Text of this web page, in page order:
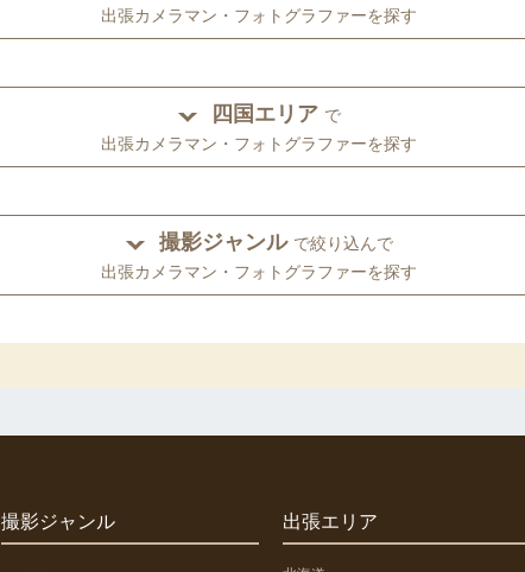
出張カメラマン・フォトグラファーを探す
四国エリア で
出張カメラマン・フォトグラファーを探す
撮影ジャンル で絞り込んで
出張カメラマン・フォトグラファーを探す
撮影ジャンル 出張エリア